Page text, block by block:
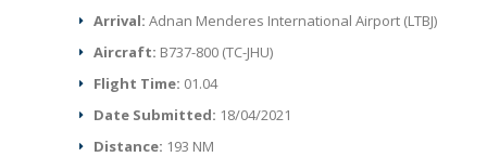
Arrival: Adnan Menderes International Airport (LTBJ)
Aircraft: B737-800 (TC-JHU)
Flight Time: 01.04
Date Submitted: 18/04/2021
Distance: 193 NM